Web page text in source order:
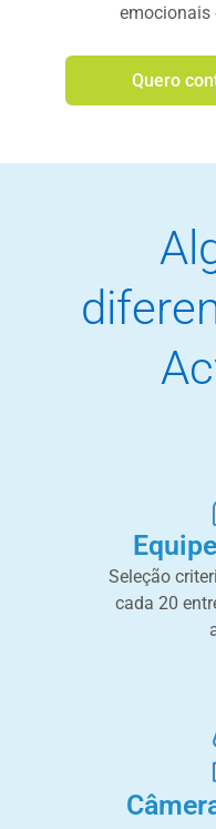
emocionais
Quero
Seleção
cada 20